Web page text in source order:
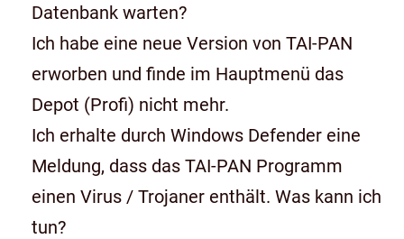
Datenbank warten?
Ich habe eine neue Version von TAI-PAN
erworben und finde im Hauptmenü das
Depot (Profi) nicht mehr.
Ich erhalte durch Windows Defender eine
Meldung, dass das TAI-PAN Programm
einen Virus / Trojaner enthält. Was kann ich
tun?